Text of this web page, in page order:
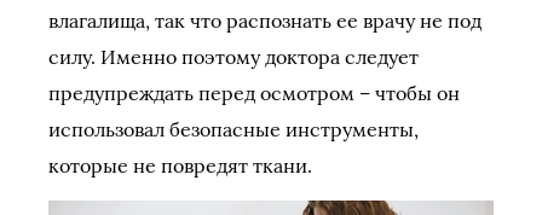
влагалища, так что распознать ее врачу не под
силу. Именно поэтому доктора следует
предупреждать перед осмотром – чтобы он
использовал безопасные инструменты,
которые не повредят ткани.